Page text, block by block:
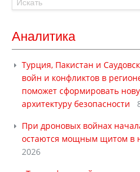
Аналитика
Турция, Пакистан и
войн и конфликтов в
поможет сформировать
архитектуру безопасности
При дроновых войнах
остаются мощным щитом в
2026